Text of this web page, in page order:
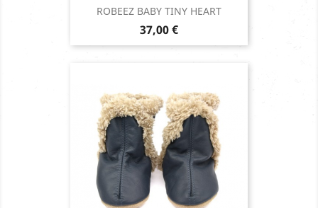
ROBEEZ BABY TINY HEART
Prix
37,00 €